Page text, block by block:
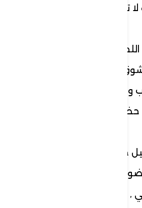
لا تتوقف "؟!.
، طوقتني كأم
ابنها إلى صدرها
والحب ، تركت رأسي
حضنها ، همست :
خلوة الحيارى ما بين
يتوهج طيفك في
, وعلى الرغم من كل